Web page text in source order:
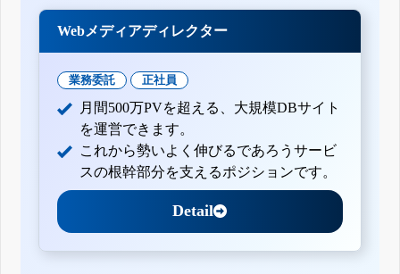
Webメディアディレクター
業務委託 正社員
月間500万PVを超える、大規模DBサイト
を運営できます。
これから勢いよく伸びるであろうサービ
スの根幹部分を支えるポジションです。
Detail